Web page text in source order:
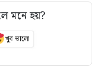
মনে হয়?
খুব ভালো